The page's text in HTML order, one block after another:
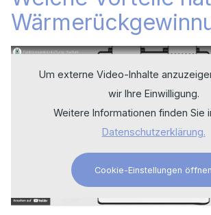
Um externe Video-Inhalte
wir Ihre Einwilligung.
Weitere Informationen finden Sie
Datenschutzerklärung.
Cookie-Einstellungen öffnen